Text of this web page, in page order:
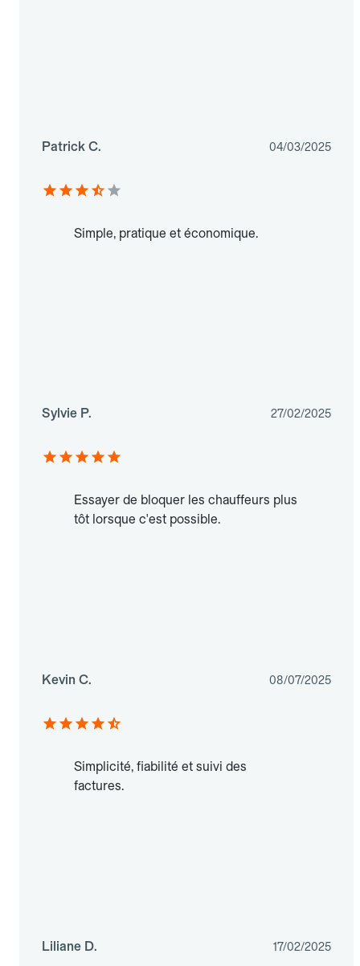
Patrick C. 04/03/2025
Simple, pratique et économique.
Sylvie P. 27/02/2025
Essayer de bloquer les chauffeurs plus
tôt lorsque c'est possible.
Kevin C. 08/07/2025
Simplicité, fiabilité et suivi des
factures.
Liliane D. 17/02/2025